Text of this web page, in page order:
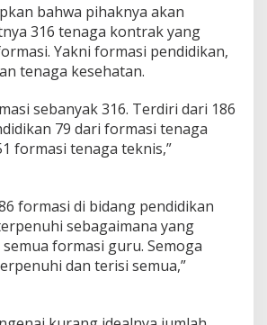
bahwa pihaknya akan
316 tenaga kontrak yang
Yakni formasi pendidikan,
tenaga kesehatan.
sebanyak 316. Terdiri dari 186
79 dari formasi tenaga
formasi tenaga teknis,”
formasi di bidang pendidikan
sebagaimana yang
semua formasi guru. Semoga
dan terisi semua,”